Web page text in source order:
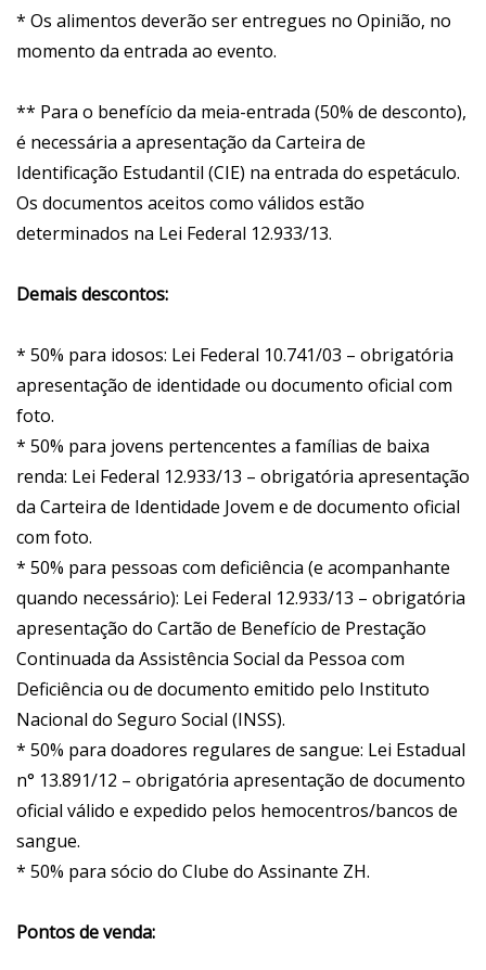
* Os alimentos deverão ser entregues no Opinião, no
momento da entrada ao evento.
** Para o benefício da meia-entrada (50% de desconto),
é necessária a apresentação da Carteira de
Identificação Estudantil (CIE) na entrada do espetáculo.
Os documentos aceitos como válidos estão
determinados na Lei Federal 12.933/13.
Demais descontos:
* 50% para idosos: Lei Federal 10.741/03 – obrigatória
apresentação de identidade ou documento oficial com
foto.
* 50% para jovens pertencentes a famílias de baixa
renda: Lei Federal 12.933/13 – obrigatória apresentação
da Carteira de Identidade Jovem e de documento oficial
com foto.
* 50% para pessoas com deficiência (e acompanhante
quando necessário): Lei Federal 12.933/13 – obrigatória
apresentação do Cartão de Benefício de Prestação
Continuada da Assistência Social da Pessoa com
Deficiência ou de documento emitido pelo Instituto
Nacional do Seguro Social (INSS).
* 50% para doadores regulares de sangue: Lei Estadual
n° 13.891/12 – obrigatória apresentação de documento
oficial válido e expedido pelos hemocentros/bancos de
sangue.
* 50% para sócio do Clube do Assinante ZH.
Pontos de venda: